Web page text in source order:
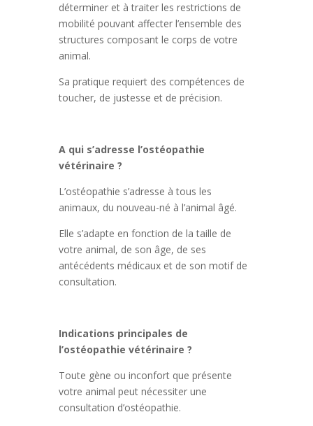
déterminer et à traiter les restrictions de
mobilité pouvant affecter l’ensemble des
structures composant le corps de votre
animal.
Sa pratique requiert des compétences de
toucher, de justesse et de précision.
A qui s’adresse l’ostéopathie
vétérinaire ?
L’ostéopathie s’adresse à tous les
animaux, du nouveau-né à l’animal âgé.
Elle s’adapte en fonction de la taille de
votre animal, de son âge, de ses
antécédents médicaux et de son motif de
consultation.
Indications principales de
l’ostéopathie vétérinaire ?
Toute gène ou inconfort que présente
votre animal peut nécessiter une
consultation d’ostéopathie.